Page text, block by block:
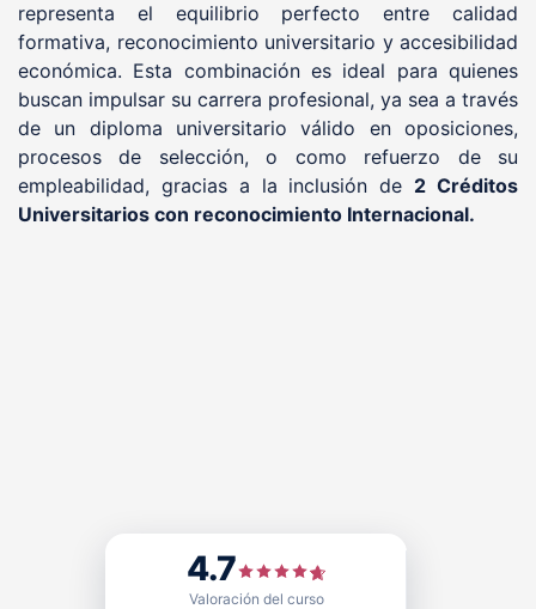
representa el equilibrio perfecto entre calidad
formativa, reconocimiento universitario y accesibilidad
económica. Esta combinación es ideal para quienes
buscan impulsar su carrera profesional, ya sea a través
de un diploma universitario válido en oposiciones,
procesos de selección, o como refuerzo de su
empleabilidad, gracias a la inclusión de 2 Créditos
Universitarios con reconocimiento Internacional.
4.7
Valoración del curso
FUNDACIÓN PRL cuenta con el
Sello de Calidad
, otorgado por
Doctrina Qualitas (DQ)